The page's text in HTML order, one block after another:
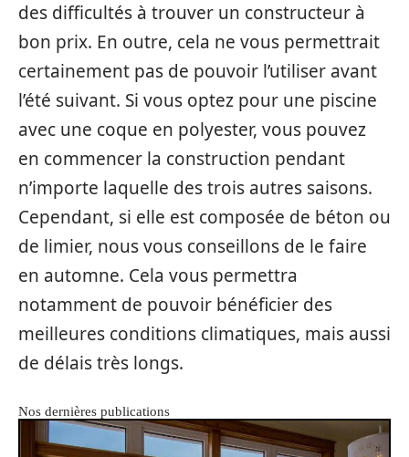
des difficultés à trouver un constructeur à
bon prix. En outre, cela ne vous permettrait
certainement pas de pouvoir l’utiliser avant
l’été suivant. Si vous optez pour une piscine
avec une coque en polyester, vous pouvez
en commencer la construction pendant
n’importe laquelle des trois autres saisons.
Cependant, si elle est composée de béton ou
de limier, nous vous conseillons de le faire
en automne. Cela vous permettra
notamment de pouvoir bénéficier des
meilleures conditions climatiques, mais aussi
de délais très longs.
Nos dernières publications